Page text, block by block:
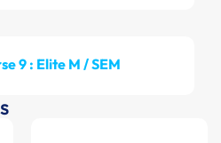
9 : Elite M / SEM